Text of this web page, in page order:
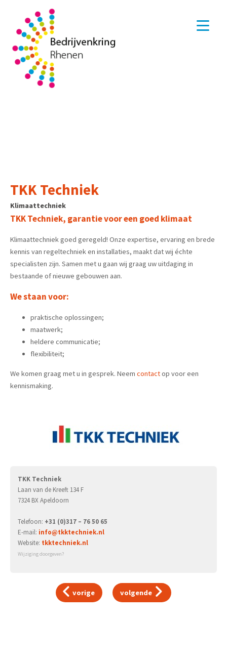
TKK Techniek
Klimaattechniek
TKK Techniek, garantie voor een goed klimaat
Klimaattechniek goed geregeld! Onze expertise, ervaring en brede
kennis van regeltechniek en installaties, maakt dat wij échte
specialisten zijn. Samen met u gaan wij graag uw uitdaging in
bestaande of nieuwe gebouwen aan.
We staan voor:
praktische oplossingen;
maatwerk;
heldere com­municatie;
flexibiliteit;
We komen graag met u in gesprek. Neem contactop voor een
kennismaking.
TKK Techniek
Laan van de Kreeft 134 F
7324 BX Apeldoorn
Telefoon: +31 (0)317 – 76 50 65
E-mail: info@tkktechniek.nl
Website: tkktechniek.nl
Wijziging doorgeven?
vorige volgende